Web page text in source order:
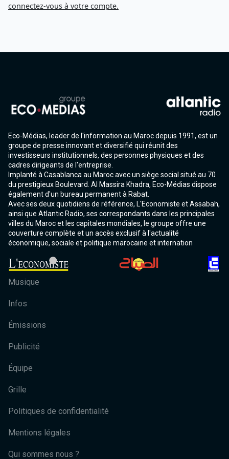
connectez-vous à votre compte.
Eco-Médias, leader de l'information au Maroc depuis 1991, est un
groupe de presse innovant et diversifié qui réunit des
investisseurs institutionnels, des personnes physiques et des
cadres dirigeants de l'entreprise.
Implanté à Casablanca au Maroc avec un siège social situé au 70
du prestigieux Boulevard. Al Massira Khadra, Eco-Médias dispose
également d'un bureau permanent à Rabat.
Avec ses deux quotidiens de référence, L'Economiste et Assabah,
ainsi que Atlantic Radio, ses correspondants dans les principales
villes du Maroc et les capitales mondiales, le groupe offre une
couverture complète et un accès exclusif à l'actualité
économique, sociale et politique marocaine et internation
Musique
Infos
Émissions
Publicité
Équipe
Grille
Politiques de confidentialité
Mentions légales
Qui sommes nous ?